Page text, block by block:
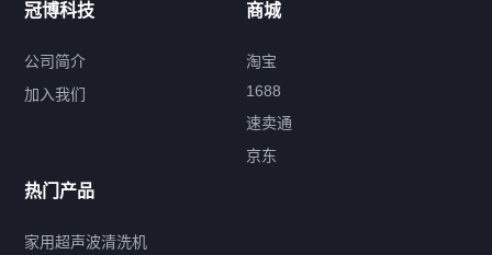
超声波配件
产品标签
鼓泡 升降 抛动
冠博科技
公司简介
加入我们
商城
淘宝
1688
速卖通
京东
热门产品
家用超声波清洗机